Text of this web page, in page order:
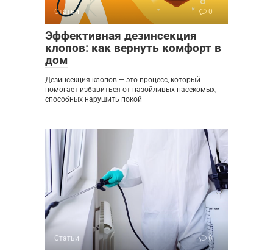
Статьи 0
Эффективная дезинсекция
клопов: как вернуть комфорт в
дом
Дезинсекция клопов — это процесс, который
помогает избавиться от назойливых насекомых,
способных нарушить покой
Статьи 0